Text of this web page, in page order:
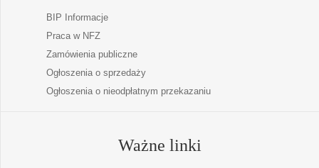
BIP Informacje
Praca w NFZ
Zamówienia publiczne
Ogłoszenia o sprzedaży
Ogłoszenia o nieodpłatnym przekazaniu
Ważne linki